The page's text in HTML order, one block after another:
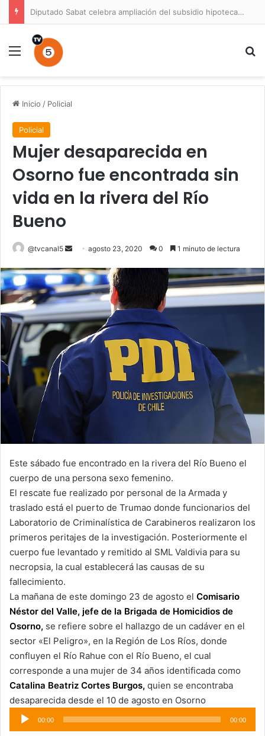
Diputado Sabat celebra ampliación del subsidio hipotecario con viviendas de hasta 6.000 UF
Menú
Inicio / Policial
Policial
Mujer desaparecida en
Osorno fue encontrada sin
vida en la rivera del Río
Bueno
@tvcanal5
Send
email
agosto 23, 2020 0 1 minuto de lectura
Este sábado fue encontrado en la rivera del Río Bueno el
cuerpo de una persona sexo femenino.
El rescate fue realizado por personal de la Armada y
traslado está el puerto de Trumao donde funcionarios del
Laboratorio de Criminalística de Carabineros realizaron los
primeros peritajes de la investigación. Posteriormente el
cuerpo fue levantado y remitido al SML Valdivia para su
necropsia, la cual establecerá las causas de su
fallecimiento.
La mañana de este domingo 23 de agosto el Comisario
Néstor del Valle, jefe de la Brigada de Homicidios de
Osorno, se refiere sobre el hallazgo de un cadáver en el
sector «El Peligro», en la Región de Los Ríos, donde
confluyen el Río Rahue con el Río Bueno, el cual
corresponde a una mujer de 34 años identificada como
Catalina Beatriz Cortes Burgos, quien se encontraba
desaparecida desde el 10 de agosto en Osorno
Reproductor
de
00:00 00:00